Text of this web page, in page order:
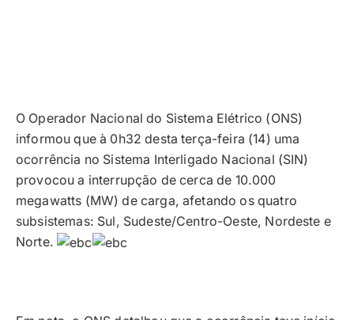
O Operador Nacional do Sistema Elétrico (ONS)
informou que à 0h32 desta terça-feira (14) uma
ocorrência no Sistema Interligado Nacional (SIN)
provocou a interrupção de cerca de 10.000
megawatts (MW) de carga, afetando os quatro
subsistemas: Sul, Sudeste/Centro-Oeste, Nordeste e
Norte.